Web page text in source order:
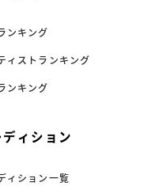
ンキング
ィストランキング
ンキング
ディション
ィション一覧